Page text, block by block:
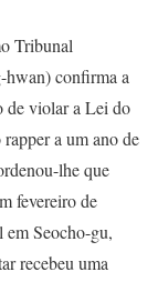
Tribunal
hwan) confirma a
de violar a Lei do
a um ano de
lhe que
fevereiro de
em Seocho-gu,
recebeu uma